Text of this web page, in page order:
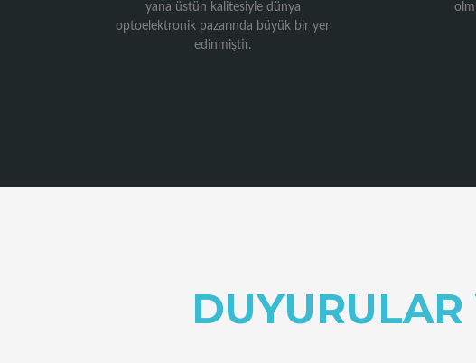
yana üstün kalitesiyle dünya
optoelektronik pazarında büyük bir yer
edinmiştir.